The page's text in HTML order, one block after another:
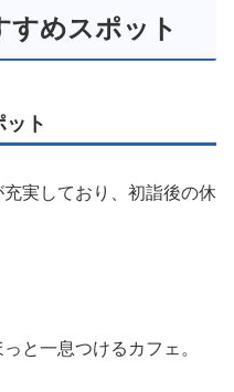
すめスポット
ト
実しており、初詣後の休
と一息つけるカフェ。